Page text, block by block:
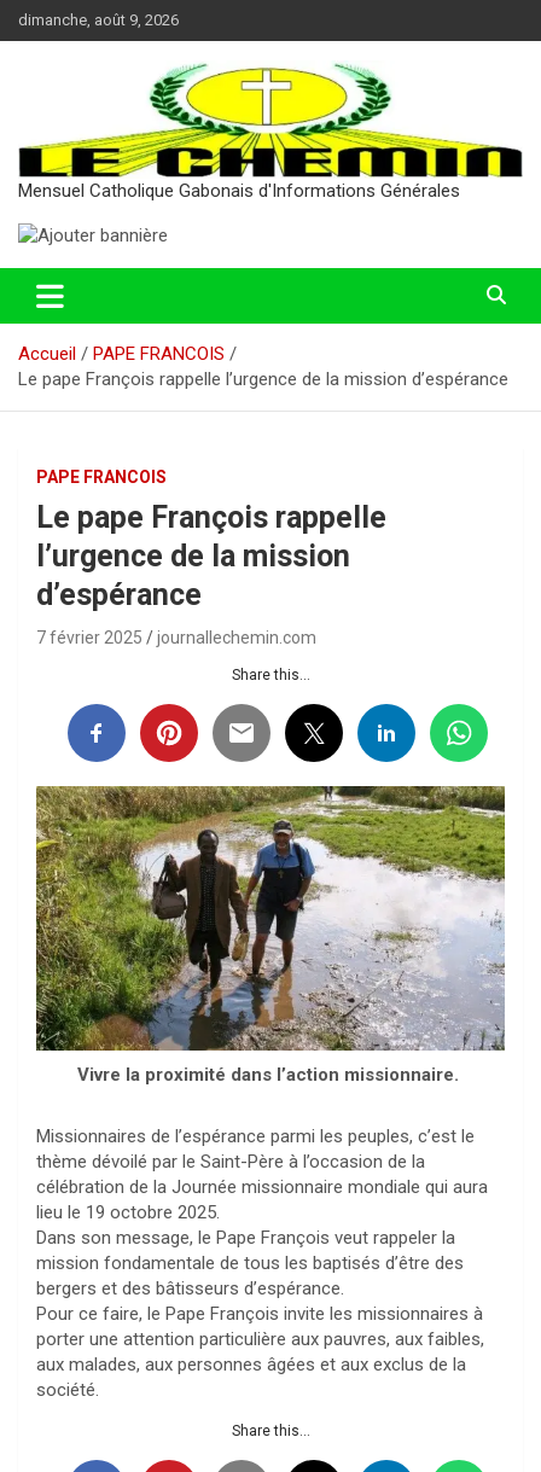
Aller
au
dimanche, août 9, 2026
Mensuel Catholique Gabonais d'Informations Générales
Accueil
PAPE FRANCOIS
Le pape François rappelle l’urgence de la mission d’espérance
PAPE FRANCOIS
Le pape François rappelle
l’urgence de la mission
d’espérance
7 février 2025 journallechemin.com
Share this...
Vivre la proximité dans l’action missionnaire.
Missionnaires de l’espérance parmi les peuples, c’est le
thème dévoilé par le Saint-Père à l’occasion de la
célébration de la Journée missionnaire mondiale qui aura
lieu le 19 octobre 2025.
Dans son message, le Pape François veut rappeler la
mission fondamentale de tous les baptisés d’être des
bergers et des bâtisseurs d’espérance.
Pour ce faire, le Pape François invite les missionnaires à
porter une attention particulière aux pauvres, aux faibles,
aux malades, aux personnes âgées et aux exclus de la
société.
Share this...